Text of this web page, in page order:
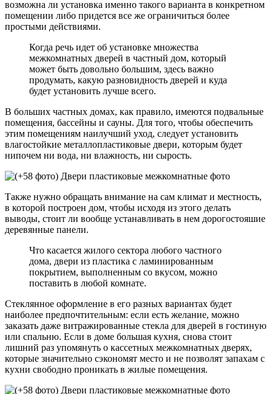
возможна ли установка именно такого варианта в конкретном
помещении либо придется все же ограничиться более
простыми действиями.
Когда речь идет об установке множества
межкомнатных дверей в частный дом, который
может быть довольно большим, здесь важно
продумать, какую разновидность дверей и куда
будет установить лучше всего.
В больших частных домах, как правило, имеются подвальные
помещения, бассейны и сауны. Для того, чтобы обеспечить
этим помещениям наилучший уход, следует установить
влагостойкие металлопластиковые двери, которым будет
нипочем ни вода, ни влажность, ни сырость.
Также нужно обращать внимание на сам климат и местность,
в которой построен дом, чтобы исходя из этого делать
выводы, стоит ли вообще устанавливать в нем дорогостояшие
деревянные панели.
Что касается жилого сектора любого частного
дома, двери из пластика с ламинированным
покрытием, выполненным со вкусом, можно
поставить в любой комнате.
Стеклянное оформление в его разных вариантах будет
наиболее предпочтительным: если есть желание, можно
заказать даже витражированные стекла для дверей в гостиную
или спальню. Если в доме большая кухня, снова стоит
лишний раз упомянуть о кассетных межкомнатных дверях,
которые значительно сэкономят место и не позволят запахам с
кухни свободно проникать в жилые помещения.